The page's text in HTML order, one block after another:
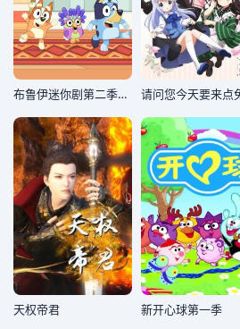
布鲁伊迷你剧第二季(英文版)
天权帝君 新开心球第一季